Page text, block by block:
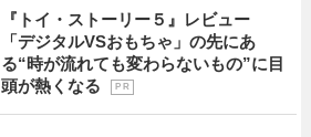
『トイ・ストーリー５』レビュー
「デジタルVSおもちゃ」の先にあ
る“時が流れても変わらないもの”に目
頭が熱くなる
P R